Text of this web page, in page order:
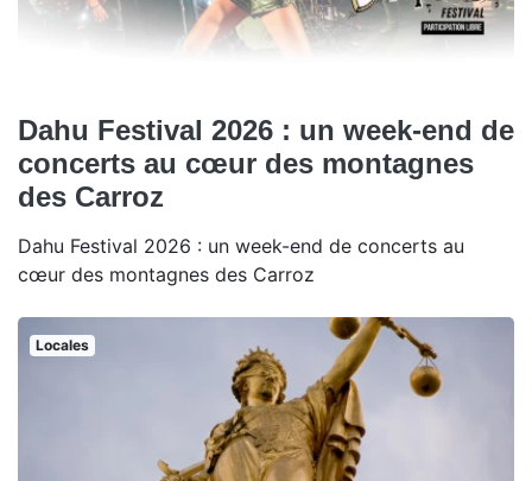
Dahu Festival 2026 : un week-end de
concerts au cœur des montagnes
des Carroz
Dahu Festival 2026 : un week-end de concerts au
cœur des montagnes des Carroz
Locales